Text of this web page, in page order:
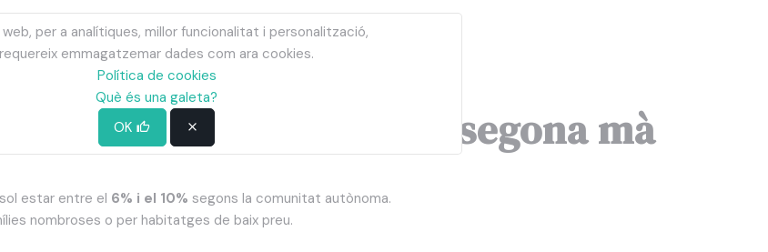
segons el servei prestat.
casos):
cobrir possibles defectes de l'immoble.
d'un immoble de segona mà
estar entre el 6% i el 10% segons la comunitat autònoma.
nombroses o per habitatges de baix preu.
per a analítiques, millor funcionalitat i personalització,
requereix emmagatzemar dades com ara cookies.
Política de cookies
Què és una galeta?
OK